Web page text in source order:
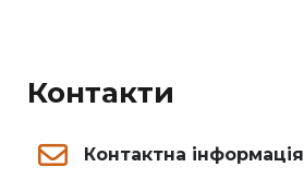
Контакти
Контактна інформація